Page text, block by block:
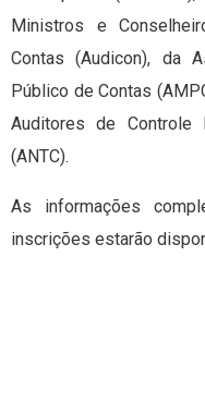
Ministros e
Contas (Audicon), da
Público de Contas
Auditores de Controle
(ANTC).
As informações
inscrições estarão